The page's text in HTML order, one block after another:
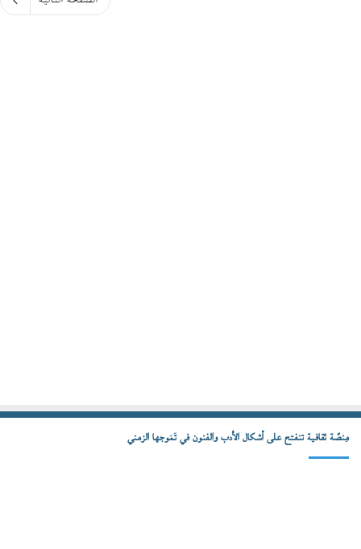
مِنصّة ثقافية تنفتح على أشكال الأدب والفنون في تَمَوجها الزمني